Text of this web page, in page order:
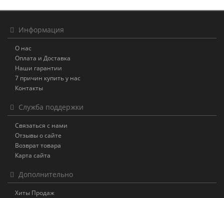
Информация
О нас
Оплата и Доставка
Наши гарантии
7 причин купить у нас
Контакты
Служба поддержки
Связаться с нами
Отзывы о сайте
Возврат товара
Карта сайта
Дополнительно
Хиты Продаж